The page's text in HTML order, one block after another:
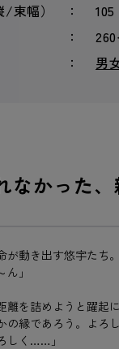
束幅）
男
なかった
動き出す悠宇たち
」
を詰めようと躍起に
の縁であろう。よろ
しく……」